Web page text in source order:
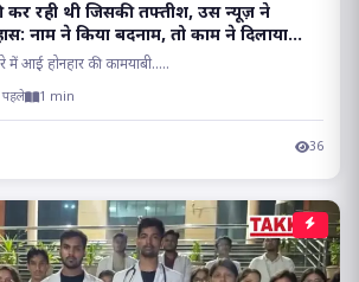
रही थी जिसकी तफ्तीश, उस न्यूज़ ने
नाम ने किया बदनाम, तो काम ने दिलाया
आई होनहार की कामयाबी.....
पहले 1 min
36